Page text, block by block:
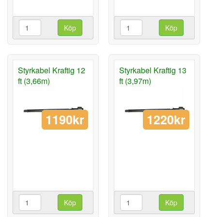
Köp Köp
Styrkabel Kraftig 12
ft (3,66m)
1190kr
Köp
Styrkabel Kraftig 13
ft (3,97m)
1220kr
Köp